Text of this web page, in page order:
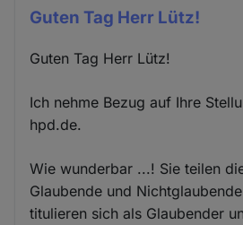
Guten Tag Herr Lütz!
Guten Tag Herr Lütz!
Ich nehme Bezug auf Ihre
hpd.de.
Wie wunderbar ...! Sie teilen
Glaubende und
titulieren sich als Glaubender